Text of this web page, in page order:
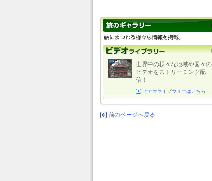
世界中の様々な地域や国々の
ビデオをストリーミング配
信！
ビデオライブラリーはこちら
前のページへ戻る